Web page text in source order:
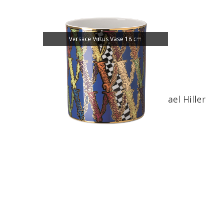
Versace Virtus Vase 18 cm
Copyright: Rosenthal GmbH
virtual design magazine Michael Hiller